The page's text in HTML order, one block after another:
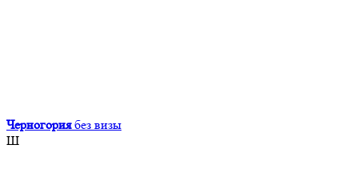
Черногория без визы
Ш